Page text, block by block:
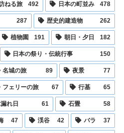
ねる旅 492 日本の町並み 478
287 歴史的建造物 262
植物園 191 朝日・夕日 182
日本の祭り・伝統行事 150
名城の旅 89 夜景 77
フェリーの旅 67 行基 65
れ日 61 石畳 58
47 渓谷 42 バラ 37